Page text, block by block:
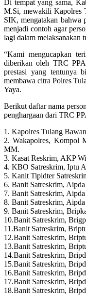
Di tempat yang sama,
M.Si, mewakili Kapolres
SIK, mengatakan bahwa
menjadi contoh agar
lagi dalam melaksanakan
“Kami mengucapkan
diberikan oleh TRC
prestasi yang tentunya
membawa citra Polres
Yaya.
Berikut daftar nama
penghargaan dari TRC
1. Kapolres Tulang
2. Wakapolres, Kompol
MM.
3. Kasat Reskrim, AKP
4. KBO Satreskrim, Iptu
5. Kanit Tipidter
6. Banit Satreskrim,
7. Banit Satreskrim,
8. Banit Satreskrim,
9. Banit Satreskrim,
10.Banit Satreskrim,
11.Banit Satreskrim,
12.Banit Satreskrim,
13.Banit Satreskrim,
14.Banit Satreskrim,
15.Banit Satreskrim,
16.Banit Satreskrim,
17.Banit Satreskrim,
18.Banit Satreskrim,